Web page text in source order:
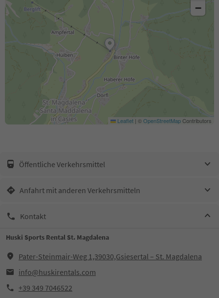
−
Leaflet | ©OpenStreetMapContributors
Öffentliche Verkehrsmittel
Anfahrt mit anderen Verkehrsmitteln
Kontakt
Huski Sports Rental St. Magdalena
Pater-Steinmair-Weg 1,39030,Gsiesertal – St. Magdalena
info@huskirentals.com
+39 349 7046522